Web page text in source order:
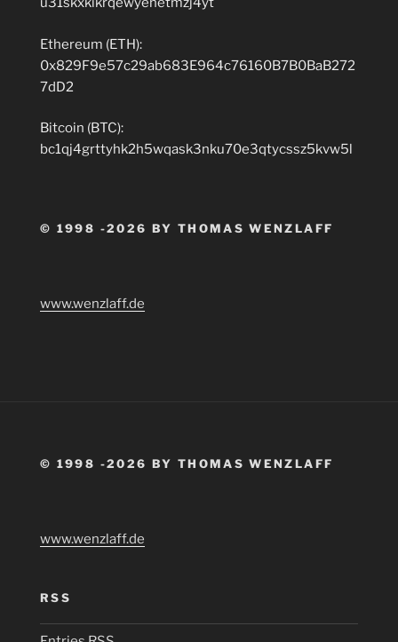
Ethereum (ETH):
0x829F9e57c29ab683E964c76160B7B0BaB272
7dD2
Bitcoin (BTC):
bc1qj4grttyhk2h5wqask3nku70e3qtycssz5kvw5l
© 1998 -2026 BY THOMAS WENZLAFF
www.wenzlaff.de
© 1998 -2026 BY THOMAS WENZLAFF
www.wenzlaff.de
RSS